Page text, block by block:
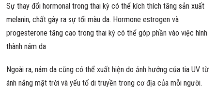
Sự thay đổi hormonal trong thai kỳ có thể kích thích tăng sản xuất
melanin, chất gây ra sự tối màu da. Hormone estrogen và
progesterone tăng cao trong thai kỳ có thể góp phần vào việc hình
thành nám da
Ngoài ra, nám da cũng có thể xuất hiện do ảnh hưởng của tia UV từ
ánh nắng mặt trời và yếu tố di truyền trong cơ địa của mỗi người.